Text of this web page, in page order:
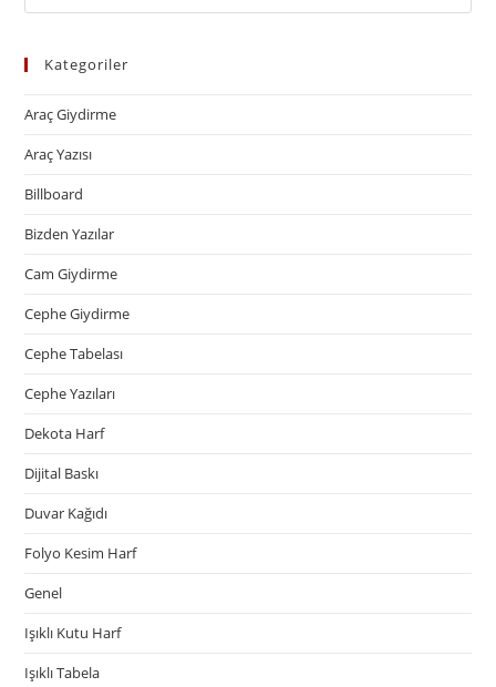
Kategoriler
Araç Giydirme
Araç Yazısı
Billboard
Bizden Yazılar
Cam Giydirme
Cephe Giydirme
Cephe Tabelası
Cephe Yazıları
Dekota Harf
Dijital Baskı
Duvar Kağıdı
Folyo Kesim Harf
Genel
Işıklı Kutu Harf
Işıklı Tabela